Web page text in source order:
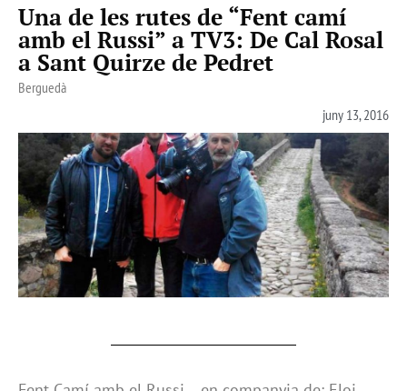
Una de les rutes de “Fent camí
amb el Russi” a TV3: De Cal Rosal
a Sant Quirze de Pedret
Berguedà
juny 13, 2016